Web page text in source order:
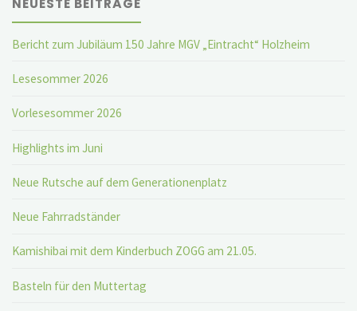
NEUESTE BEITRÄGE
Bericht zum Jubiläum 150 Jahre MGV „Eintracht“ Holzheim
Lesesommer 2026
Vorlesesommer 2026
Highlights im Juni
Neue Rutsche auf dem Generationenplatz
Neue Fahrradständer
Kamishibai mit dem Kinderbuch ZOGG am 21.05.
Basteln für den Muttertag